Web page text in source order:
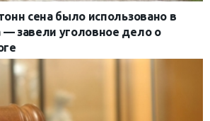
сена было использовано в
— завели уголовное дело о